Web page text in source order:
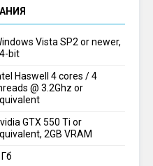
Vista SP2 or newer,
bit
Haswell 4 cores / 4
@ 3.2Ghz or
GTX 550 Ti or
2GB VRAM